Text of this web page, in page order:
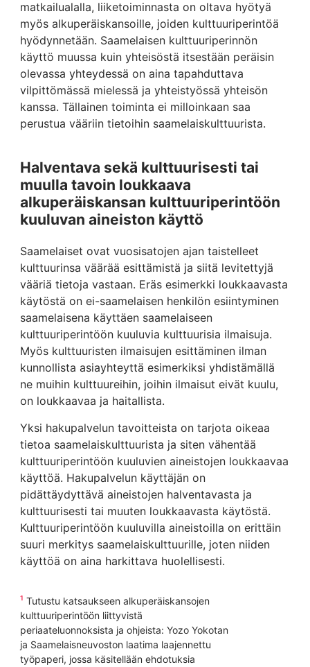
matkailualalla, liiketoiminnasta on oltava hyötyä
myös alkuperäiskansoille, joiden kulttuuriperintöä
hyödynnetään. Saamelaisen kulttuuriperinnön
käyttö muussa kuin yhteisöstä itsestään peräisin
olevassa yhteydessä on aina tapahduttava
vilpittömässä mielessä ja yhteistyössä yhteisön
kanssa. Tällainen toiminta ei milloinkaan saa
perustua vääriin tietoihin saamelaiskulttuurista.
Halventava sekä kulttuurisesti tai
muulla tavoin loukkaava
alkuperäiskansan kulttuuriperintöön
kuuluvan aineiston käyttö
Saamelaiset ovat vuosisatojen ajan taistelleet
kulttuurinsa väärää esittämistä ja siitä levitettyjä
vääriä tietoja vastaan. Eräs esimerkki loukkaavasta
käytöstä on ei-saamelaisen henkilön esiintyminen
saamelaisena käyttäen saamelaiseen
kulttuuriperintöön kuuluvia kulttuurisia ilmaisuja.
Myös kulttuuristen ilmaisujen esittäminen ilman
kunnollista asiayhteyttä esimerkiksi yhdistämällä
ne muihin kulttuureihin, joihin ilmaisut eivät kuulu,
on loukkaavaa ja haitallista.
Yksi hakupalvelun tavoitteista on tarjota oikeaa
tietoa saamelaiskulttuurista ja siten vähentää
kulttuuriperintöön kuuluvien aineistojen loukkaavaa
käyttöä. Hakupalvelun käyttäjän on
pidättäydyttävä aineistojen halventavasta ja
kulttuurisesti tai muuten loukkaavasta käytöstä.
Kulttuuriperintöön kuuluvilla aineistoilla on erittäin
suuri merkitys saamelaiskulttuurille, joten niiden
käyttöä on aina harkittava huolellisesti.
1 Tutustu katsaukseen alkuperäiskansojen
kulttuuriperintöön liittyvistä
periaateluonnoksista ja ohjeista: Yozo Yokotan
ja Saamelaisneuvoston laatima laajennettu
työpaperi, jossa käsitellään ehdotuksia